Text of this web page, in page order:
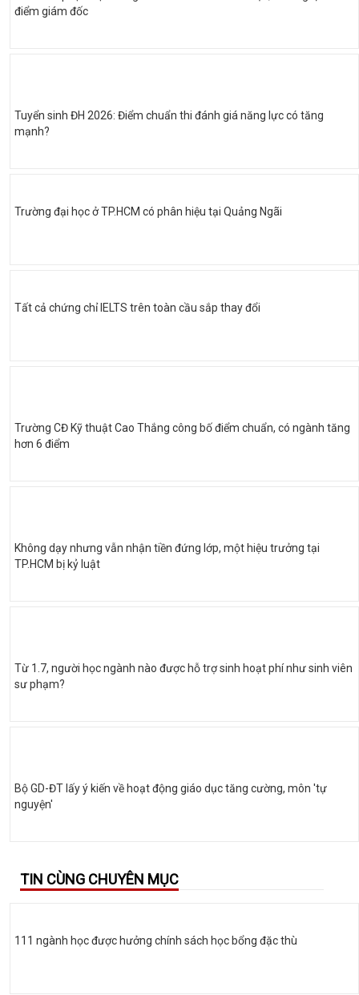
điểm giám đốc
Tuyển sinh ĐH 2026: Điểm chuẩn thi đánh giá năng lực có tăng
mạnh?
Trường đại học ở TP.HCM có phân hiệu tại Quảng Ngãi
Tất cả chứng chỉ IELTS trên toàn cầu sắp thay đổi
Trường CĐ Kỹ thuật Cao Thắng công bố điểm chuẩn, có ngành tăng
hơn 6 điểm
Không dạy nhưng vẫn nhận tiền đứng lớp, một hiệu trưởng tại
TP.HCM bị kỷ luật
Từ 1.7, người học ngành nào được hỗ trợ sinh hoạt phí như sinh viên
sư phạm?
Bộ GD-ĐT lấy ý kiến về hoạt động giáo dục tăng cường, môn 'tự
nguyện'
TIN CÙNG CHUYÊN MỤC
111 ngành học được hưởng chính sách học bổng đặc thù